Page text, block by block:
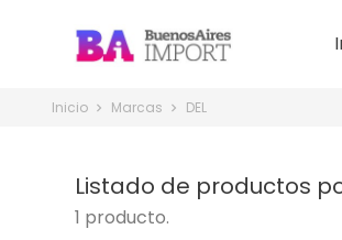
Inicio Marcas DEL
Listado de productos
1 producto.